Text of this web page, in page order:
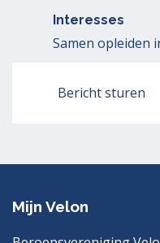
Interesses
Samen opleiden
Bericht sturen
Mijn Velon